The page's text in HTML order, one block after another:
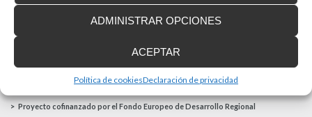
ACEPTAR
ADMINISTRAR OPCIONES
Política de cookiesDeclaración de privacidad
Proyecto cofinanzado por el Fondo Europeo de Desarrollo Regional